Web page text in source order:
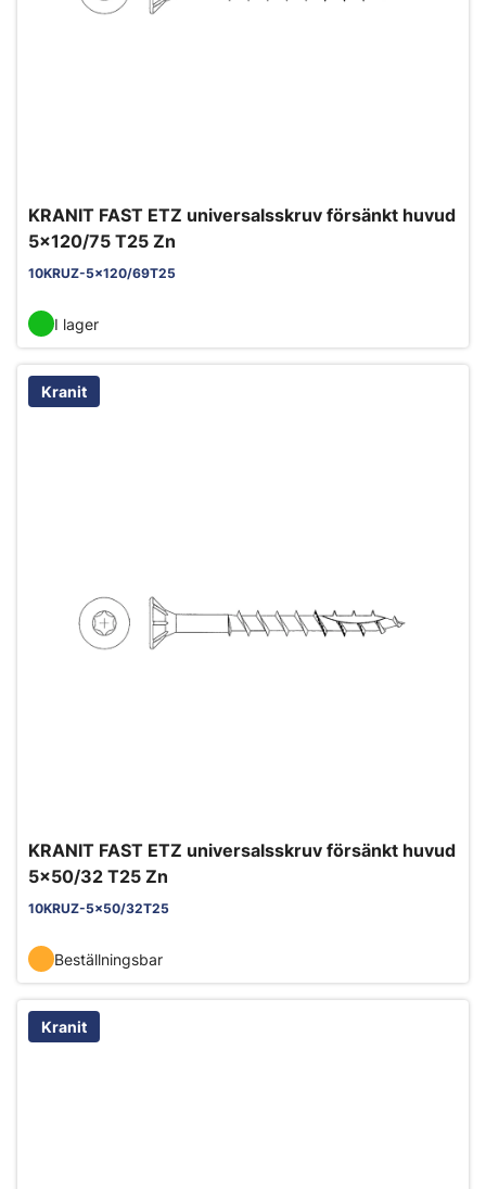
KRANIT FAST ETZ universalsskruv försänkt huvud
5x120/75 T25 Zn
10KRUZ-5x120/69T25
I lager
Kranit
KRANIT FAST ETZ universalsskruv försänkt huvud
5x50/32 T25 Zn
10KRUZ-5x50/32T25
Beställningsbar
Kranit